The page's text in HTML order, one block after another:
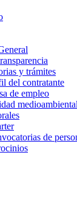
y trámites
del contratante
de empleo
de